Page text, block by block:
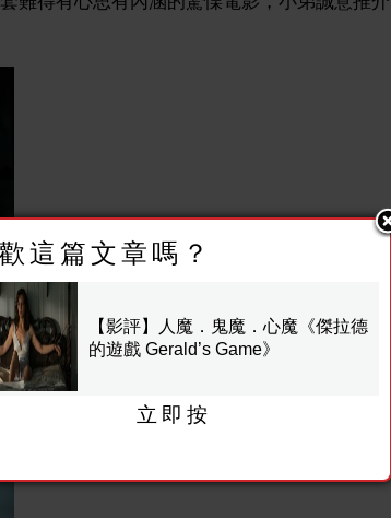
夫婦，但選角方面都找到風韻猶存的Carla
內外都有看頭，讚！
及要適可而止啊！
這篇文章嗎？
【影評】人魔．鬼魔．心魔《傑拉德
的遊戲 Gerald’s Game》
立即按